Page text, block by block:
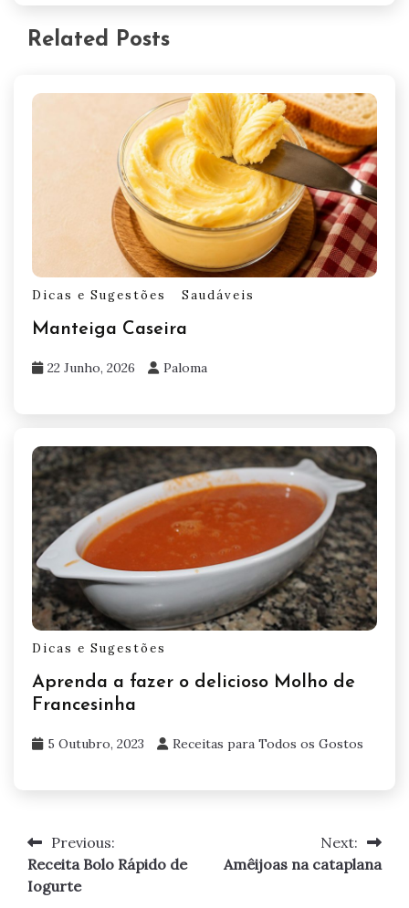
Related Posts
Dicas e Sugestões Saudáveis
Manteiga Caseira
22 Junho, 2026 Paloma
Dicas e Sugestões
Aprenda a fazer o delicioso Molho de
Francesinha
5 Outubro, 2023 Receitas para Todos os Gostos
Navegação
de
Previous:
Receita Bolo Rápido de
Iogurte
Next:
Amêijoas na cataplana